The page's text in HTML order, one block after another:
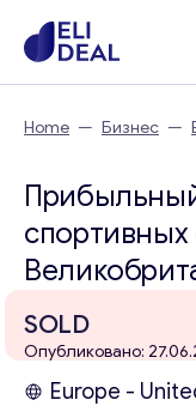
Home — Бизнес —
спортивных
SOLD
Опубликовано:
Europe -